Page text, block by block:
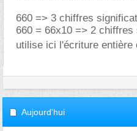
660 => 3 chiffres
660 = 66x10 => 2
utilise ici l'écriture entière
Aujourd'hui